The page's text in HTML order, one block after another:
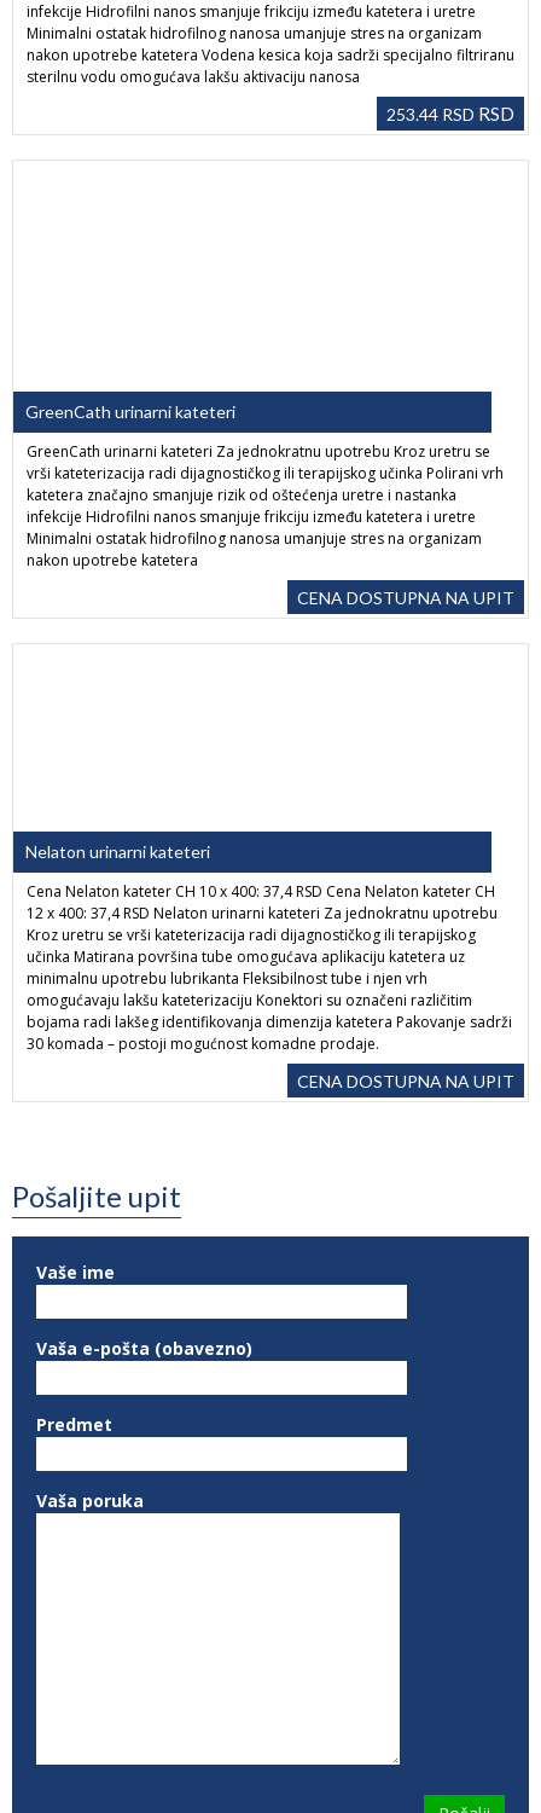
infekcije Hidrofilni nanos smanjuje frikciju između katetera i uretre
Minimalni ostatak hidrofilnog nanosa umanjuje stres na organizam
nakon upotrebe katetera Vodena kesica koja sadrži specijalno filtriranu
sterilnu vodu omogućava lakšu aktivaciju nanosa
253.44 RSD RSD
GreenCath urinarni kateteri
GreenCath urinarni kateteri Za jednokratnu upotrebu Kroz uretru se
vrši kateterizacija radi dijagnostičkog ili terapijskog učinka Polirani vrh
katetera značajno smanjuje rizik od oštećenja uretre i nastanka
infekcije Hidrofilni nanos smanjuje frikciju između katetera i uretre
Minimalni ostatak hidrofilnog nanosa umanjuje stres na organizam
nakon upotrebe katetera
CENA DOSTUPNA NA UPIT
Nelaton urinarni kateteri
Cena Nelaton kateter CH 10 x 400: 37,4 RSD Cena Nelaton kateter CH
12 x 400: 37,4 RSD Nelaton urinarni kateteri Za jednokratnu upotrebu
Kroz uretru se vrši kateterizacija radi dijagnostičkog ili terapijskog
učinka Matirana površina tube omogućava aplikaciju katetera uz
minimalnu upotrebu lubrikanta Fleksibilnost tube i njen vrh
omogućavaju lakšu kateterizaciju Konektori su označeni različitim
bojama radi lakšeg identifikovanja dimenzija katetera Pakovanje sadrži
30 komada – postoji mogućnost komadne prodaje.
CENA DOSTUPNA NA UPIT
Pošaljite upit
Vaše ime
Vaša e-pošta (obavezno)
Predmet
Vaša poruka